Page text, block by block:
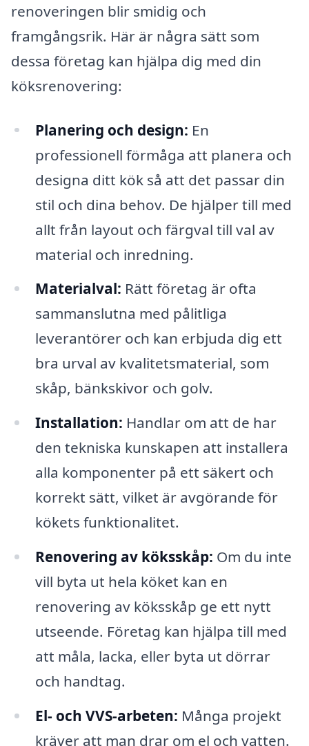
renoveringen blir smidig och
framgångsrik. Här är några sätt som
dessa företag kan hjälpa dig med din
köksrenovering:
Planering och design: En
professionell förmåga att planera och
designa ditt kök så att det passar din
stil och dina behov. De hjälper till med
allt från layout och färgval till val av
material och inredning.
Materialval: Rätt företag är ofta
sammanslutna med pålitliga
leverantörer och kan erbjuda dig ett
bra urval av kvalitetsmaterial, som
skåp, bänkskivor och golv.
Installation: Handlar om att de har
den tekniska kunskapen att installera
alla komponenter på ett säkert och
korrekt sätt, vilket är avgörande för
kökets funktionalitet.
Renovering av köksskåp: Om du inte
vill byta ut hela köket kan en
renovering av köksskåp ge ett nytt
utseende. Företag kan hjälpa till med
att måla, lacka, eller byta ut dörrar
och handtag.
El- och VVS-arbeten: Många projekt
kräver att man drar om el och vatten.